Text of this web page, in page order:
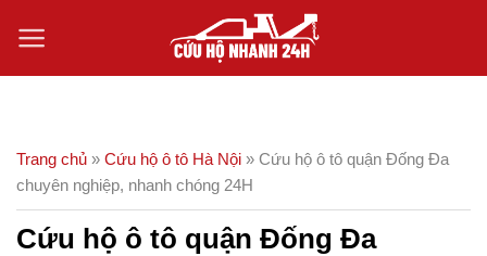
Trang chủ » Cứu hộ ô tô Hà Nội » Cứu hộ ô tô quận Đống Đa
chuyên nghiệp, nhanh chóng 24H
Cứu hộ ô tô quận Đống Đa